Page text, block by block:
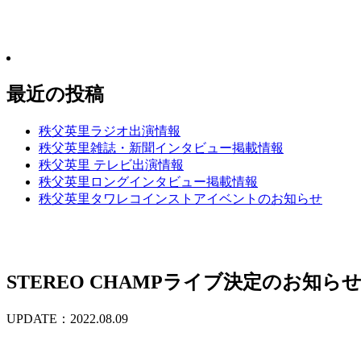
最近の投稿
秩父英里ラジオ出演情報
秩父英里雑誌・新聞インタビュー掲載情報
秩父英里 テレビ出演情報
秩父英里ロングインタビュー掲載情報
秩父英里タワレコインストアイベントのお知らせ
STEREO CHAMPライブ決定のお知らせ
UPDATE：2022.08.09